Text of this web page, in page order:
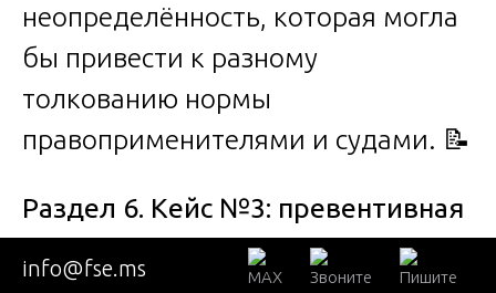
неопределённость, которая могла
бы привести к разному
толкованию нормы
правоприменителями и судами. 📝
Раздел 6. Кейс №3: превентивная
экспертиза муниципального
info@fse.ms